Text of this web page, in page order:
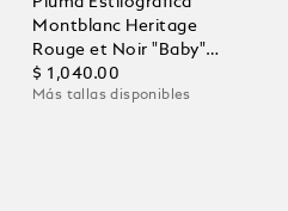
Montblanc Heritage
Rouge et Noir "Baby"
Edición Especial Color
Marfil
$ 1,040.00
Más tallas disponibles